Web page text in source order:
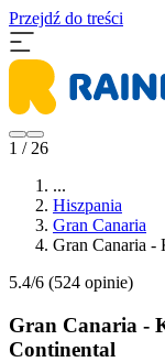
Przejdź do treści
1 / 26
...
Hiszpania
Gran Canaria
Gran Canaria -
5.4/6 (524 opinie)
Gran Canaria -
Continental